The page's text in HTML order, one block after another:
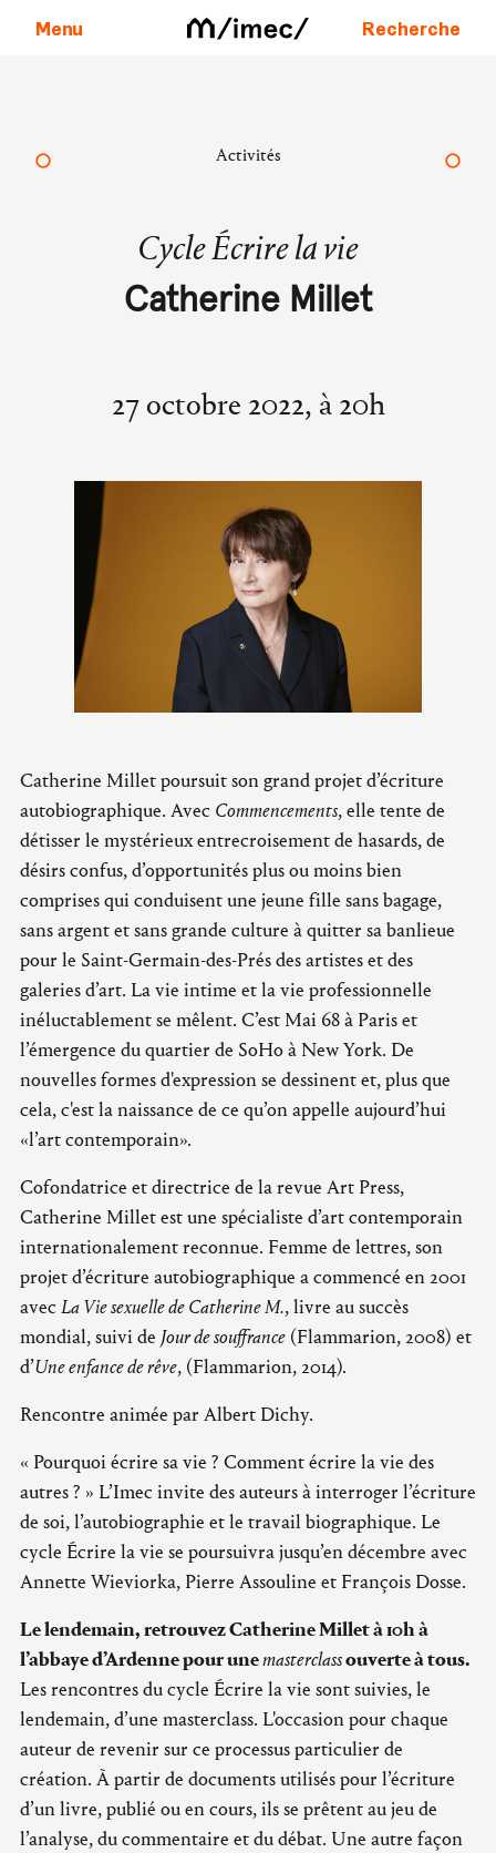
Menu Recherche
Activités
Cycle Écrire la vie
Catherine Millet
27 octobre 2022, à 20h
Catherine Millet poursuit son grand projet d’écriture
autobiographique. Avec Commencements, elle tente de
détisser le mystérieux entrecroisement de hasards, de
désirs confus, d’opportunités plus ou moins bien
comprises qui conduisent une jeune fille sans bagage,
sans argent et sans grande culture à quitter sa banlieue
pour le Saint-Germain-des-Prés des artistes et des
galeries d’art. La vie intime et la vie professionnelle
inéluctablement se mêlent. C’est Mai 68 à Paris et
l’émergence du quartier de SoHo à New York. De
nouvelles formes d'expression se dessinent et, plus que
cela, c'est la naissance de ce qu’on appelle aujourd’hui
«l’art contemporain».
Cofondatrice et directrice de la revue Art Press,
Catherine Millet est une spécialiste d’art contemporain
internationalement reconnue. Femme de lettres, son
projet d’écriture autobiographique a commencé en 2001
avecLa Vie sexuelle de Catherine M., livre au succès
mondial, suivi de Jour de souffrance (Flammarion, 2008) et
d’Une enfance de rêve, (Flammarion, 2014).
Rencontre animée par Albert Dichy.
« Pourquoi écrire sa vie ? Comment écrire la vie des
autres ? » L’Imec invite des auteurs à interroger l’écriture
de soi, l’autobiographie et le travail biographique. Le
cycle Écrire la vie se poursuivra jusqu’en décembre avec
Annette Wieviorka, Pierre Assouline et François Dosse.
Le lendemain, retrouvez Catherine Millet à 10h à
l’abbaye d’Ardenne pour unemasterclassouverte à tous.
Les rencontres du cycle Écrire la vie sont suivies, le
lendemain, d’une masterclass. L'occasion pour chaque
auteur de revenir sur ce processus particulier de
création. À partir de documents utilisés pour l’écriture
d’un livre, publié ou en cours, ils se prêtent au jeu de
l’analyse, du commentaire et du débat. Une autre façon